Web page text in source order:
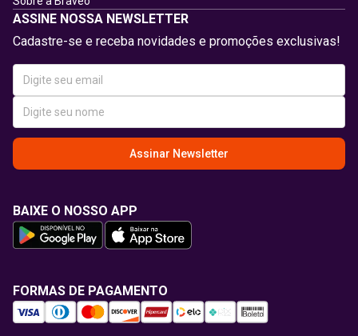
ASSINE NOSSA NEWSLETTER
Cadastre-se e receba novidades e promoções exclusivas!
Assinar Newsletter
BAIXE O NOSSO APP
FORMAS DE PAGAMENTO